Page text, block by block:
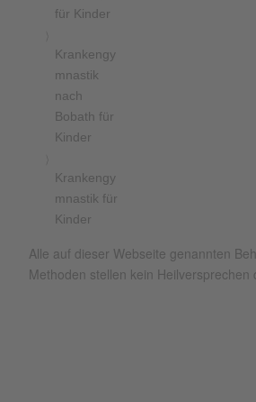
für Kinder
Krankengy
mnastik
nach
Bobath für
Kinder
Krankengy
mnastik für
Kinder
Alle auf dieser Webseite genannten
Methoden stellen kein Heilversprechen